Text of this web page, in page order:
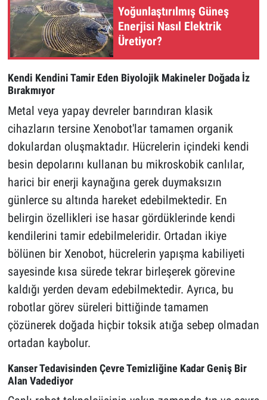
Yoğunlaştırılmış Güneş
Enerjisi Nasıl Elektrik
Üretiyor?
Kendi Kendini Tamir Eden Biyolojik Makineler Doğada İz
Bırakmıyor
Metal veya yapay devreler barındıran klasik
cihazların tersine Xenobot'lar tamamen organik
dokulardan oluşmaktadır. Hücrelerin içindeki kendi
besin depolarını kullanan bu mikroskobik canlılar,
harici bir enerji kaynağına gerek duymaksızın
günlerce su altında hareket edebilmektedir. En
belirgin özellikleri ise hasar gördüklerinde kendi
kendilerini tamir edebilmeleridir. Ortadan ikiye
bölünen bir Xenobot, hücrelerin yapışma kabiliyeti
sayesinde kısa sürede tekrar birleşerek görevine
kaldığı yerden devam edebilmektedir. Ayrıca, bu
robotlar görev süreleri bittiğinde tamamen
çözünerek doğada hiçbir toksik atığa sebep olmadan
ortadan kaybolur.
Kanser Tedavisinden Çevre Temizliğine Kadar Geniş Bir
Alan Vadediyor